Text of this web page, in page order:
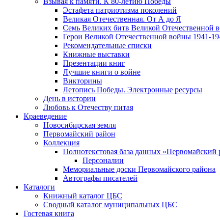
Эcтафета патриотизма поколений
Великая Отечественная. От А до Я
Семь Великих битв Великой Отечественной
Герои Великой Отечественной войны 1941-
Рекомендательные списки
Книжные выставки
Презентации книг
Лучшие книги о войне
Викторины
Летопись Победы. Электронные ресурсы
День в истории
Любовь к Отечеству питая
Краеведение
Новосибирская земля
Первомайский район
Коллекция
Полнотекстовая база данных «Первомайский
Персоналии
Мемориальные доски Первомайского района
Автографы писателей
Каталоги
Книжный каталог ЦБС
Сводный каталог муниципальных ЦБС
Гостевая книга